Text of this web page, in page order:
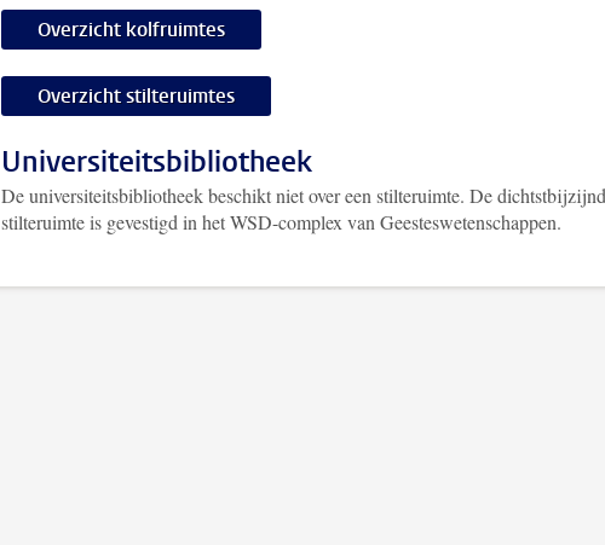
Overzicht kolfruimtes
Overzicht stilteruimtes
Universiteitsbibliotheek
De universiteitsbibliotheek beschikt niet over een stilteruimte. De
stilteruimte is gevestigd in het WSD-complex van Geesteswetenschappen.